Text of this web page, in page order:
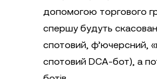
допомогою торгового
спершу будуть
спотовий, ф’ючерсний,
спотовий DCA-бот), а